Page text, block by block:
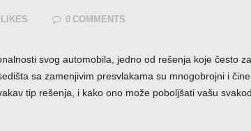
LIKES 0 COMMENTS
svog automobila, jedno od rešenja koje često
sa zamenjivim presvlakama su mnogobrojni i
tip rešenja, i kako ono može poboljšati vašu